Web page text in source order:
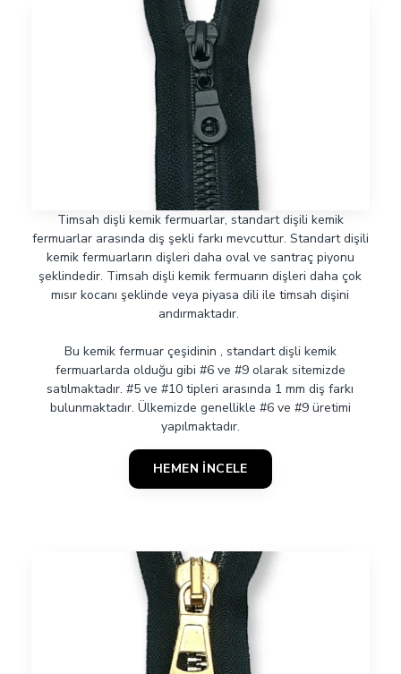
Timsah dişli kemik fermuarlar, standart dişili kemik
fermuarlar arasında diş şekli farkı mevcuttur. Standart dişili
kemik fermuarların dişleri daha oval ve santraç piyonu
şeklindedir. Timsah dişli kemik fermuarın dişleri daha çok
mısır kocanı şeklinde veya piyasa dili ile timsah dişini
andırmaktadır.
Bu kemik fermuar çeşidinin , standart dişli kemik
fermuarlarda olduğu gibi #6 ve #9 olarak sitemizde
satılmaktadır. #5 ve #10 tipleri arasında 1 mm diş farkı
bulunmaktadır. Ülkemizde genellikle #6 ve #9 üretimi
yapılmaktadır.
HEMEN İNCELE